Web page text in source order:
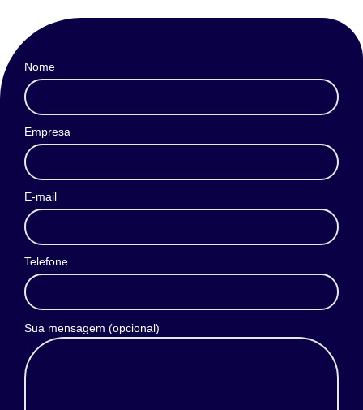
Nome
Empresa
E-mail
Telefone
Sua mensagem (opcional)